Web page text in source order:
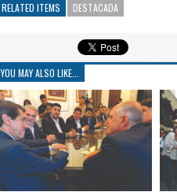
RELATED ITEMS DESTACADA
YOU MAY ALSO LIKE...